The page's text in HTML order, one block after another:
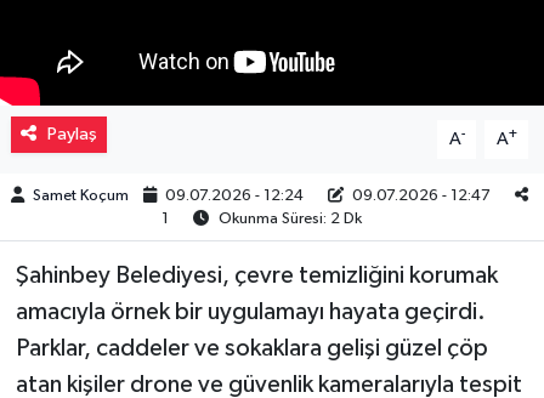
Paylaş A- A+
Samet Koçum 09.07.2026 - 12:24
09.07.2026 - 12:47
1
Okunma Süresi: 2 Dk
Şahinbey Belediyesi, çevre temizliğini korumak
amacıyla örnek bir uygulamayı hayata geçirdi.
Parklar, caddeler ve sokaklara gelişi güzel çöp
atan kişiler drone ve güvenlik kameralarıyla tespit
Resmi İlanlar
Sağlık
Teknoloji